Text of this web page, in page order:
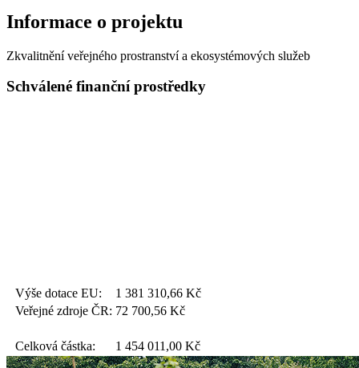
Informace o projektu
Zkvalitnění veřejného prostranství a ekosystémových služeb
Schválené finanční prostředky
Výše dotace EU: 1 381 310,66 Kč
Veřejné zdroje ČR: 72 700,56 Kč
Celková částka: 1 454 011,00 Kč